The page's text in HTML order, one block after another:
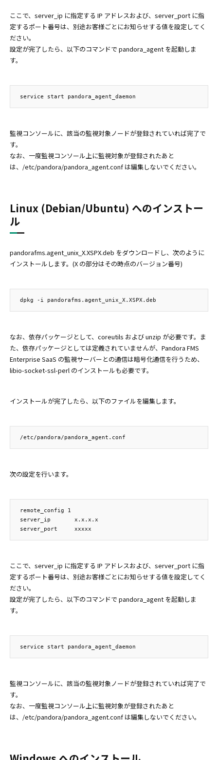
ここで、server_ip に指定する IP アドレスおよび、server_port に指
定するポート番号は、別途お客様ごとにお知らせする値を設定してく
ださい。
設定が完了したら、以下のコマンドで pandora_agent を起動しま
す。
監視コンソールに、該当の監視対象ノードが登録されていれば完了で
す。
なお、一度監視コンソール上に監視対象が登録されたあと
は、/etc/pandora/pandora_agent.conf は編集しないでください。
Linux (Debian/Ubuntu) へのインストー
ル
pandorafms.agent_unix_X.XSPX.deb をダウンロードし、次のように
インストールします。(X の部分はその時点のバージョン番号)
なお、依存パッケージとして、coreutils および unzip が必要です。ま
た、依存パッケージとしては定義されていませんが、Pandora FMS
Enterprise SaaS の監視サーバーとの通信は暗号化通信を行うため、
libio-socket-ssl-perl のインストールも必要です。
インストールが完了したら、以下のファイルを編集します。
次の設定を行います。
remote_config 1
server_ip       x.x.x.x
ここで、server_ip に指定する IP アドレスおよび、server_port に指
定するポート番号は、別途お客様ごとにお知らせする値を設定してく
ださい。
設定が完了したら、以下のコマンドで pandora_agent を起動しま
す。
監視コンソールに、該当の監視対象ノードが登録されていれば完了で
す。
なお、一度監視コンソール上に監視対象が登録されたあと
は、/etc/pandora/pandora_agent.conf は編集しないでください。